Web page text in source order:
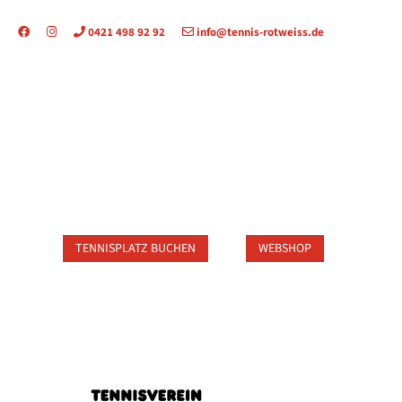
0421 498 92 92 info@tennis-rotweiss.de
TENNISPLATZ BUCHEN WEBSHOP